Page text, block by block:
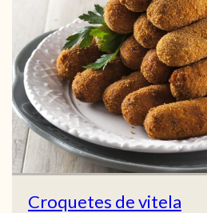
Croquetes de vitela